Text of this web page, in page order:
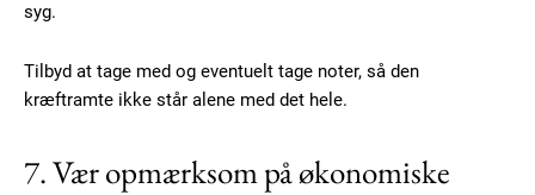
Member full access
syg.
Tilbyd at tage med og eventuelt tage noter, så den
kræftramte ikke står alene med det hele.
7. Vær opmærksom på økonomiske